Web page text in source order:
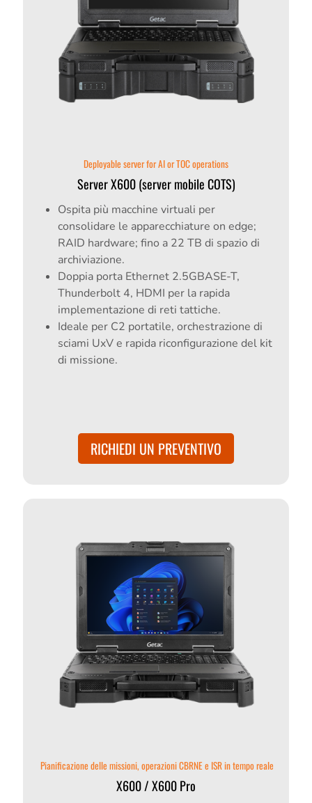
Deployable server for AI or TOC operations
Server X600 (server mobile COTS)
Ospita più macchine virtuali per
consolidare le apparecchiature on edge;
RAID hardware; fino a 22 TB di spazio di
archiviazione.
Doppia porta Ethernet 2.5GBASE‑T,
Thunderbolt 4, HDMI per la rapida
implementazione di reti tattiche.
Ideale per C2 portatile, orchestrazione di
sciami UxV e rapida riconfigurazione del kit
di missione.
RICHIEDI UN PREVENTIVO
Pianificazione delle missioni, operazioni CBRNE e ISR in tempo reale
X600 / X600 Pro